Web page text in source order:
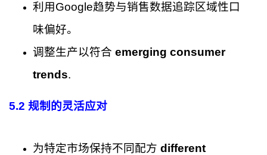
利用Google趋势与销售数据追踪区域性口
味偏好。
调整生产以符合 emerging consumer
trends.
5.2 规制的灵活应对
为特定市场保持不同配方 different